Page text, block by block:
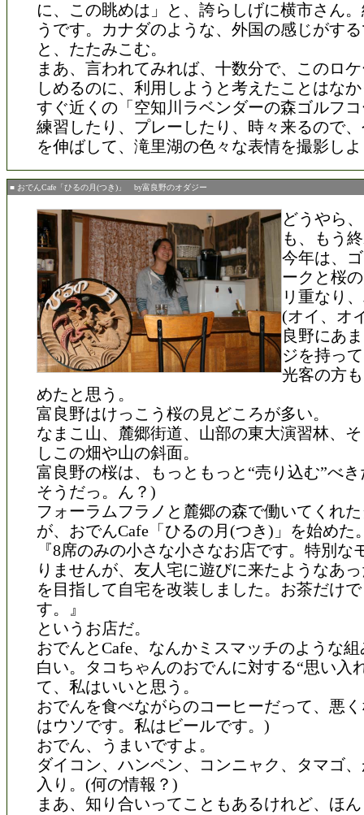
に、この眺めは」と、誇らしげに横市さん
うです。カナダのような、外国の感じがす
と、たたみこむ。
まあ、言われてみれば、十数分で、このロ
しめるのに、利用しようと考えたことはな
すぐ近くの「空知川ラベンダーの森ゴルフ
練習したり、プレーしたり、時々来るので
を伸ばして、滝里湖の色々な表情を撮影し
■ おでんCafe「ひるの月(つき)」 by富良野のオダジー
どうやら
も、もう
今年は、
ークと桜
リ重なり
(オイ、オ
良野にあ
ジを持っ
光客の方
めたと思う。
富良野はけっこう桜の見どころが多い。
なまこ山、麓郷街道、山部の東大演習林、
しこの畑や山の斜面。
富良野の桜は、もっともっと“売り込む”べ
そうだっ。ん？)
フォーラムフラノと麓郷の森で働いてくれ
が、おでんCafe「ひるの月(つき)」を始めた
『8席のみの小さな小さなお店です。特別な
りませんが、友人宅に遊びに来たようなあ
を目指して自宅を改装しました。お茶だけ
す。』
というお店だ。
おでんとCafe、なんかミスマッチのような
白い。タコちゃんのおでんに対する“思い入
て、私はいいと思う。
おでんを食べながらのコーヒーだって、悪
はウソです。私はビールです。)
おでん、うまいですよ。
ダイコン、ハンペン、コンニャク、タマゴ
入り。(何の情報？)
まあ、知り合いってこともあるけれど、ほ